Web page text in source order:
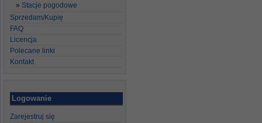
Stacje pogodowe
Sprzedam/Kupię
FAQ
Licencja
Polecane linki
Kontakt
Logowanie
Zarejestruj się